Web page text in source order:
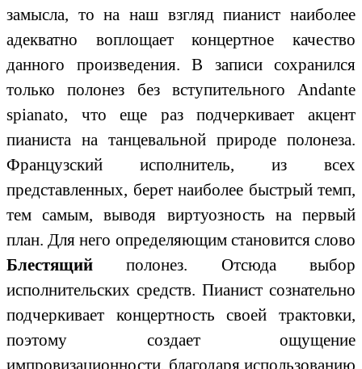
замысла, то на наш взгляд пианист наиболее
адекватно воплощает концертное качество
данного произведения. В записи сохранился
только полонез без вступительного Andante
spiаnato, что еще раз подчеркивает акцент
пианиста на танцевальной природе полонеза.
Французский исполнитель, из всех
представленных, берет наиболее быстрый темп,
тем самым, выводя виртуозность на первый
план. Для него определяющим становится слово
Блестящий полонез. Отсюда выбор
исполнительских средств. Пианист сознательно
подчеркивает концертность своей трактовки,
поэтому создает ощущение
импровизационности, благодаря использованию